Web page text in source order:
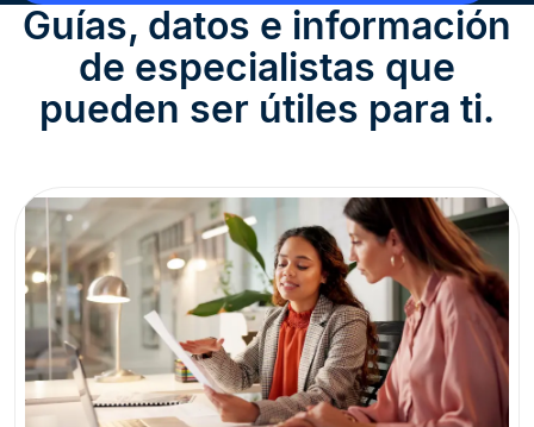
Guías, datos e información
de especialistas que
pueden ser útiles para ti.